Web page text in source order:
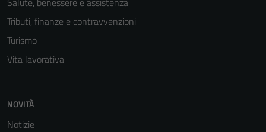
Tributi, finanze e contravvenzioni
Turismo
Vita lavorativa
NOVITÀ
Notizie